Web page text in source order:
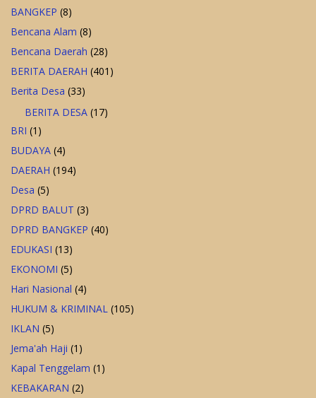
BANGKEP (8)
Bencana Alam (8)
Bencana Daerah (28)
BERITA DAERAH (401)
Berita Desa (33)
BERITA DESA (17)
BRI (1)
BUDAYA (4)
DAERAH (194)
Desa (5)
DPRD BALUT (3)
DPRD BANGKEP (40)
EDUKASI (13)
EKONOMI (5)
Hari Nasional (4)
HUKUM & KRIMINAL (105)
IKLAN (5)
Jema'ah Haji (1)
Kapal Tenggelam (1)
KEBAKARAN (2)